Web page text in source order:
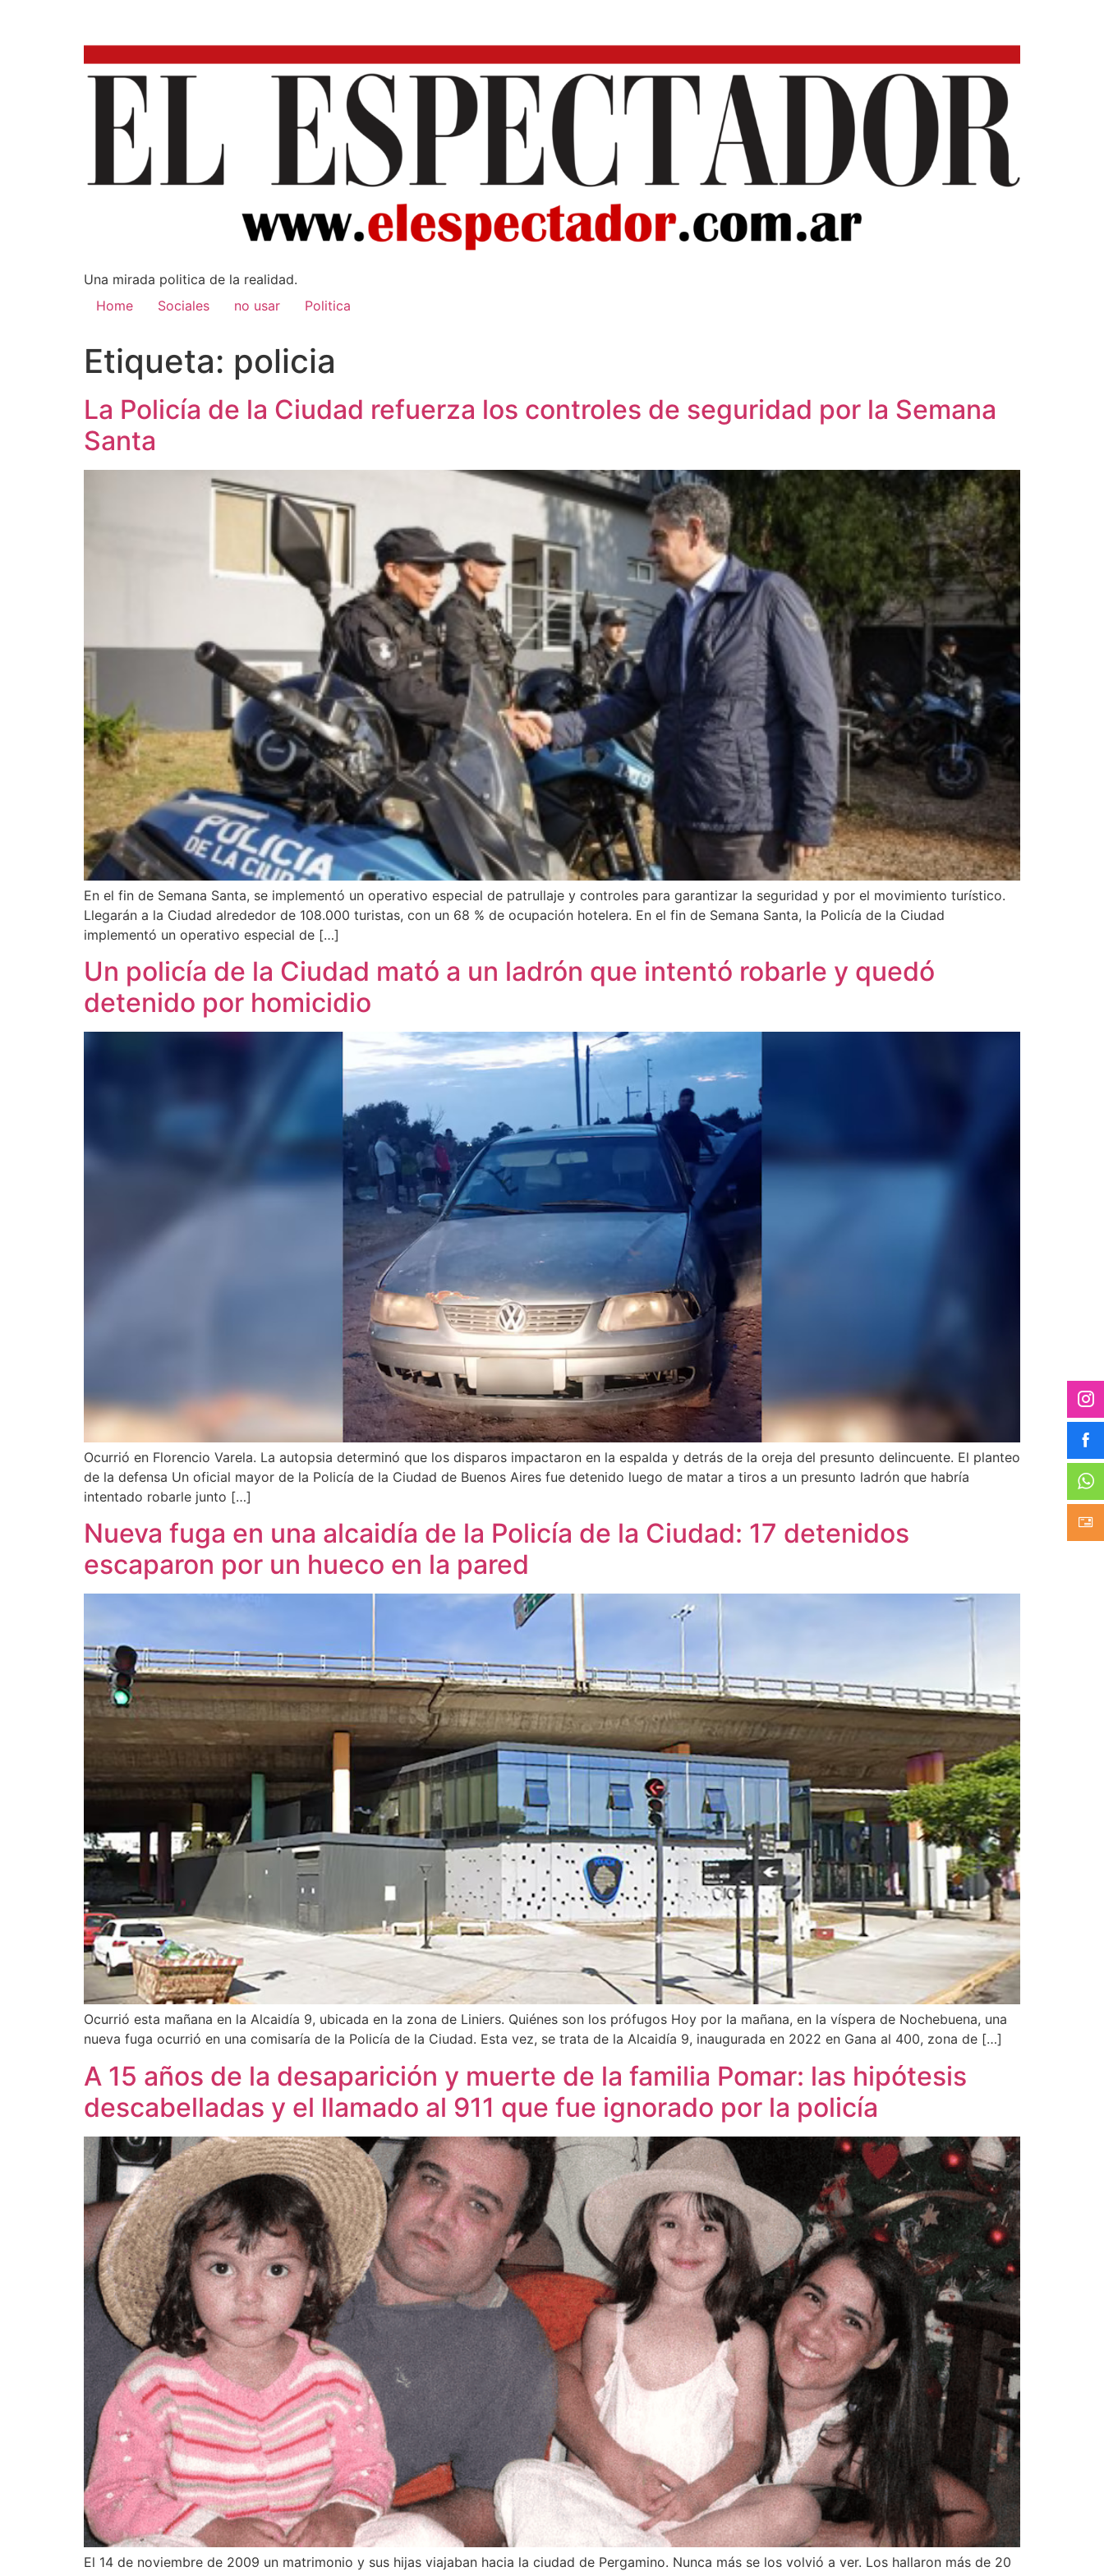
Una mirada poli­tica de la realidad.
Home
Sociales no usar Politica
Etiqueta: policia
La Policía de la Ciudad refuerza los controles de seguridad por la Semana
Santa
En el fin de Semana Santa, se implementó un operativo especial de patrullaje y controles para garantizar la seguridad y por el movimiento turístico.
Llegarán a la Ciudad alrededor de 108.000 turistas, con un 68 % de ocupación hotelera. En el fin de Semana Santa, la Policía de la Ciudad
implementó un operativo especial de […]
Un policía de la Ciudad mató a un ladrón que intentó robarle y quedó
detenido por homicidio
Ocurrió en Florencio Varela. La autopsia determinó que los disparos impactaron en la espalda y detrás de la oreja del presunto delincuente. El planteo
de la defensa Un oficial mayor de la Policía de la Ciudad de Buenos Aires fue detenido luego de matar a tiros a un presunto ladrón que habría
intentado robarle junto […]
Nueva fuga en una alcaidía de la Policía de la Ciudad: 17 detenidos
escaparon por un hueco en la pared
Ocurrió esta mañana en la Alcaidía 9, ubicada en la zona de Liniers. Quiénes son los prófugos Hoy por la mañana, en la víspera de Nochebuena, una
nueva fuga ocurrió en una comisaría de la Policía de la Ciudad. Esta vez, se trata de la Alcaidía 9, inaugurada en 2022 en Gana al 400, zona de […]
A 15 años de la desaparición y muerte de la familia Pomar: las hipótesis
descabelladas y el llamado al 911 que fue ignorado por la policía
El 14 de noviembre de 2009 un matrimonio y sus hijas viajaban hacia la ciudad de Pergamino. Nunca más se los volvió a ver. Los hallaron más de 20